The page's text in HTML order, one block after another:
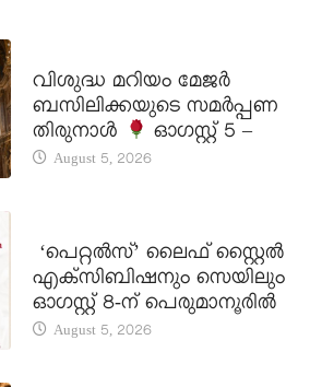
വിശുദ്ധ മറിയം മേജർ
ബസിലിക്കയുടെ സമർപ്പണ
തിരുനാൾ
ഓഗസ്റ്റ് 5 –
August 5, 2026
‘പെറ്റൽസ്’ ലൈഫ് സ്റ്റൈൽ
എക്സിബിഷനും സെയിലും
ഓഗസ്റ്റ് 8-ന് പെരുമാനൂരിൽ
August 5, 2026